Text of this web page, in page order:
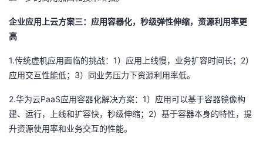
企业应用上云方案三：应用容器化，秒级弹性伸缩，资源利用率更
高
1.传统虚机应用面临的挑战： 1 ）应用上线慢，业务扩容时间长； 2）
应用交互性能低； 3）同业务压力下资源利用率低。
2.华为云PaaS应用容器化解决方案： 1 ）应用可以基于容器镜像构
建、运行，上线和扩容快，秒级伸缩； 2）基于容器本身的特性，提
升资源使用率和业务交互的性能。